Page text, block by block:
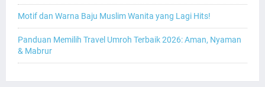
Motif dan Warna Baju Muslim Wanita yang Lagi Hits!
Panduan Memilih Travel Umroh Terbaik 2026: Aman, Nyaman
& Mabrur